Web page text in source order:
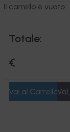
Il carrello è vuoto
Totale:
€
Vai al Carrello